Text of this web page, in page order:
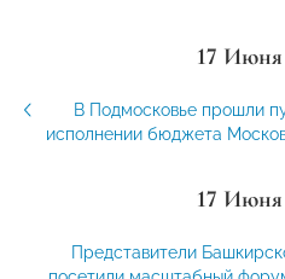
17 Июня
В Подмосковье прошли
исполнении бюджета
17 Июня
Представители